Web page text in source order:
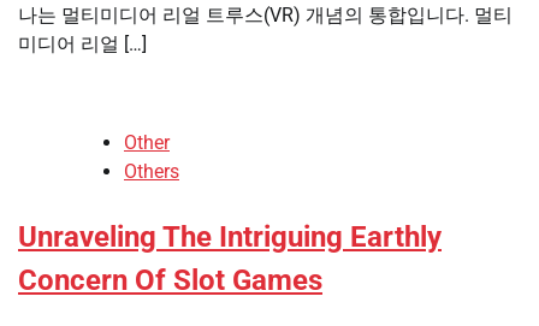
나는 멀티미디어 리얼 트루스(VR) 개념의 통합입니다. 멀티
미디어 리얼 […]
Other
Others
Unraveling The Intriguing Earthly
Concern Of Slot Games